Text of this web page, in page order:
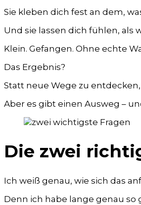
Sie kleben dich fest an dem,
Und sie lassen dich fühlen, als
Klein. Gefangen. Ohne echte
Das Ergebnis?
Statt neue Wege zu
Aber es gibt einen Ausweg –
Die zwei
Ich weiß genau, wie sich das
Denn ich habe lange genau so